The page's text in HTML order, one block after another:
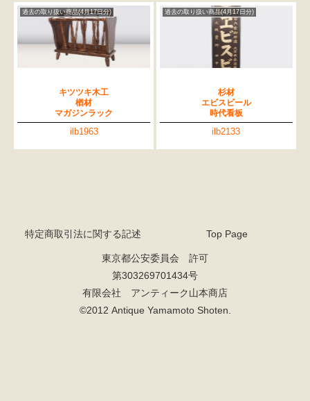
過去の取り扱い商品(4月17日分)
キツツキ木工
楢材
マガジンラック
ilb1963
過去の取り扱い商品(4月17日分)
杉材
エビスビール
時代看板
ilb2133
特定商取引法に関する記述 Top Page
東京都公安委員会 許可
第303269701434号
有限会社 アンティーク山本商店
©2012 Antique Yamamoto Shoten.